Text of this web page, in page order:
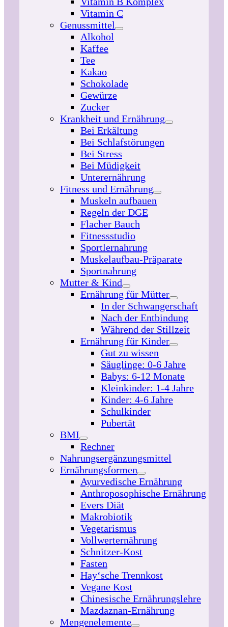
Vitamin C
Genussmittel
Alkohol
Kaffee
Tee
Kakao
Schokolade
Gewürze
Zucker
Krankheit und Ernährung
Bei Erkältung
Bei Schlafstörungen
Bei Stress
Bei Müdigkeit
Unterernährung
Fitness und Ernährung
Muskeln aufbauen
Regeln der DGE
Flacher Bauch
Fitnessstudio
Sportlernahrung
Muskelaufbau-Präparate
Sportnahrung
Mutter & Kind
Ernährung für Mütter
In der Schwangerschaft
Nach der Entbindung
Während der Stillzeit
Ernährung für Kinder
Gut zu wissen
Säuglinge: 0-6 Jahre
Babys: 6-12 Monate
Kleinkinder: 1-4 Jahre
Kinder: 4-6 Jahre
Schulkinder
Pubertät
BMI
Rechner
Nahrungsergänzungsmittel
Ernährungsformen
Ayurvedische Ernährung
Anthroposophische Ernährung
Evers Diät
Makrobiotik
Vegetarismus
Vollwerternährung
Schnitzer-Kost
Fasten
Hay‘sche Trennkost
Vegane Kost
Chinesische Ernährungslehre
Mazdaznan-Ernährung
Mengenelemente